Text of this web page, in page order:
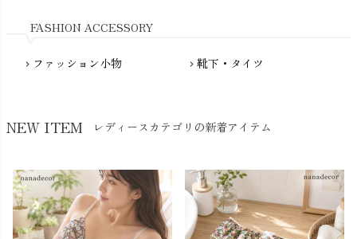
FASHION ACCESSORY
chevron_right ファッション小物 chevron_right 靴下・タイツ
NEW ITEM レディースカテゴリの新着アイテム